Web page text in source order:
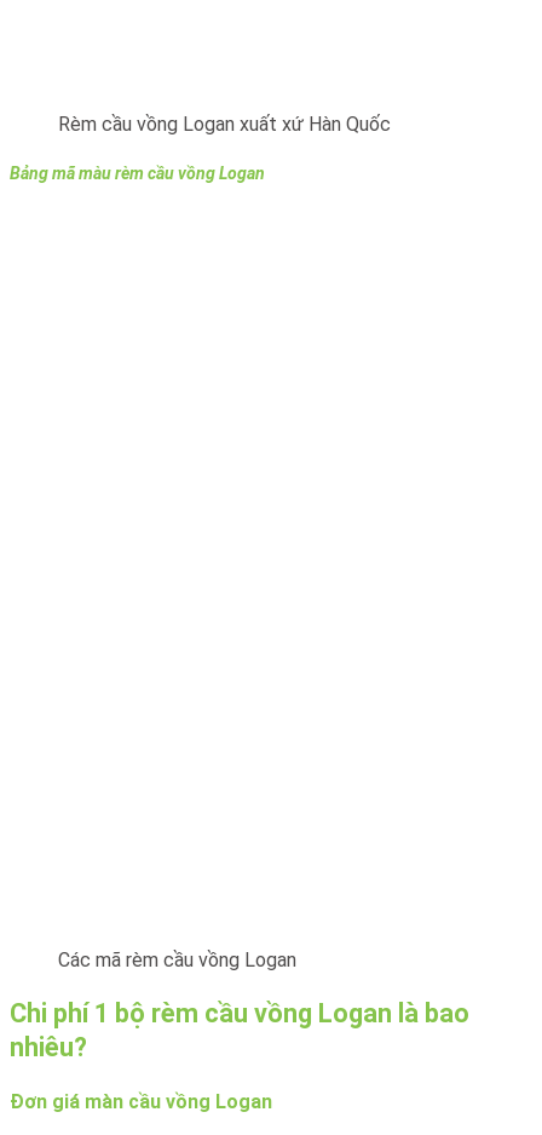
Rèm cầu vồng Logan xuất xứ Hàn Quốc
Bảng mã màu rèm cầu vồng Logan
Các mã rèm cầu vồng Logan
Chi phí 1 bộ rèm cầu vồng Logan là bao
nhiêu?
Đơn giá màn cầu vồng Logan